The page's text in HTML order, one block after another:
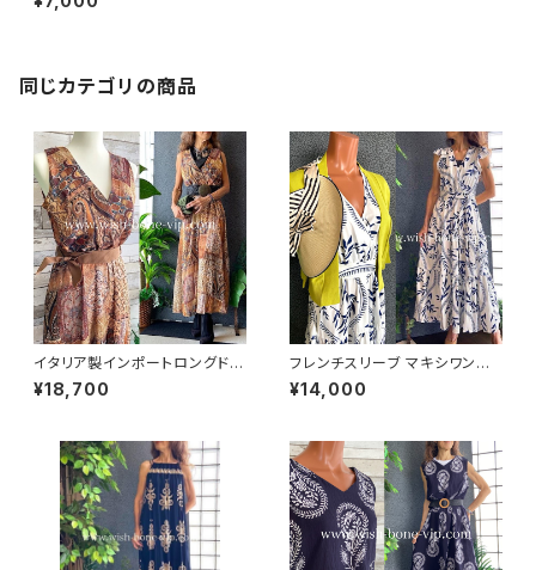
マキシワンピース・サラッと軽や
同じカテゴリの商品
イタリア製インポートロングドレ
ス｜エスニック・オリエンタル柄
マキシワンピース/ブラウン＆ゴ
¥18,700
フレンチスリーブ マキシワンピ
ース｜リーフプリント フレア袖
ウエスト切り替え インポート ロ
¥14,000